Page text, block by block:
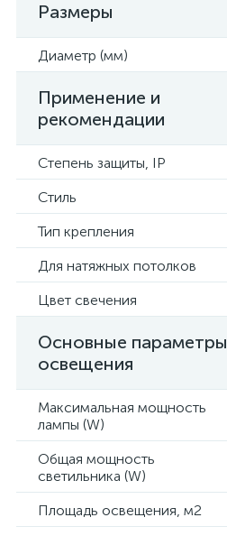
Размеры
Диаметр (мм)
Применение и
рекомендации
Степень защиты, IP
Стиль
Тип крепления
Для натяжных потолков
Цвет свечения
Основные параметры
освещения
Максимальная мощность
лампы (W)
Общая мощность
светильника (W)
Площадь освещения, м2